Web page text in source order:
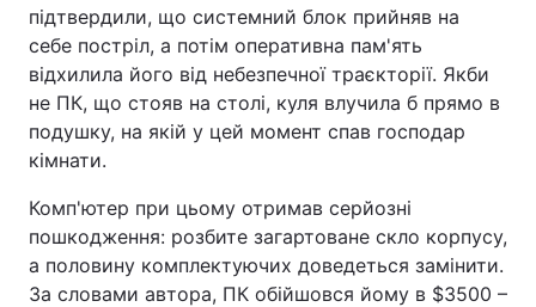
підтвердили, що системний блок прийняв на
себе постріл, а потім оперативна пам'ять
відхилила його від небезпечної траєкторії. Якби
не ПК, що стояв на столі, куля влучила б прямо в
подушку, на якій у цей момент спав господар
кімнати.
Комп'ютер при цьому отримав серйозні
пошкодження: розбите загартоване скло корпусу,
а половину комплектуючих доведеться замінити.
За словами автора, ПК обійшовся йому в $3500 –